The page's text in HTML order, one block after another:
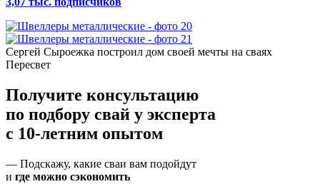
Сергей Сыроежка построил дом своей мечты на сваях
Пересвет
Получите консультацию
по подбору свай у эксперта
с 10-летним опытом
— Подскажу, какие сваи вам подойдут
и где можно сэкономить